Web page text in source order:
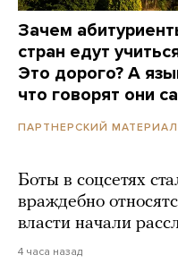
Зачем
стран едут
Это дорого? А
что говорят они
ПАРТНЕРСКИЙ МАТЕРИАЛ
Боты в соцсетях
враждебно
власти начали
4 часа назад